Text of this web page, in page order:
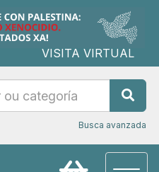
VISITA VIRTUAL
Busca avanzada